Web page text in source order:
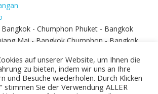
- Chumphon Phuket - Bangkok
Mai - Bangkok Chumphon - Bangkok
auf unserer Website, um Ihnen die
zu bieten, indem wir uns an Ihre
und Besuche wiederholen. Durch Klicken
stimmen Sie der Verwendung ALLER